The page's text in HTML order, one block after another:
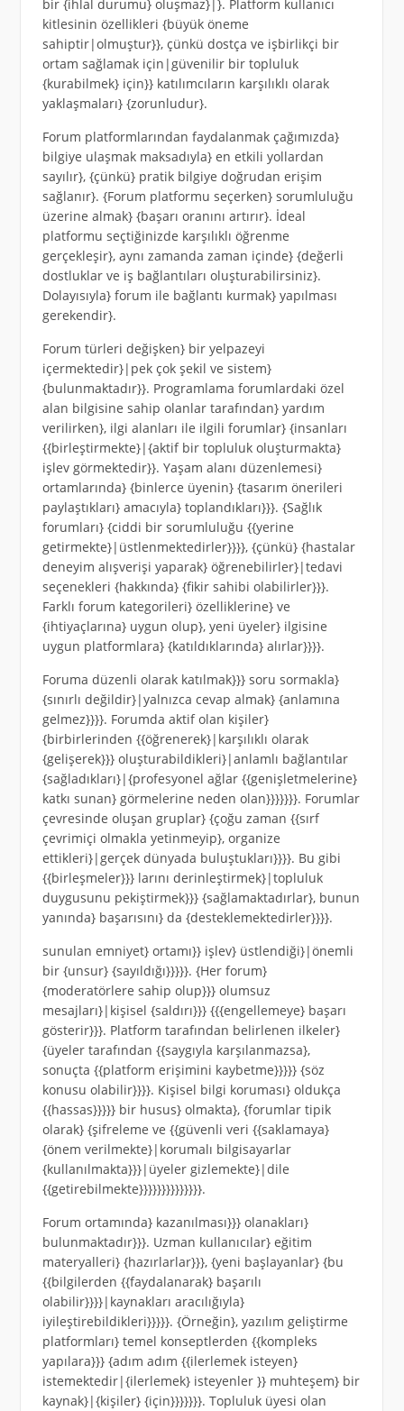
bir {ihlal durumu} oluşmaz}|}. Platform kullanıcı
kitlesinin özellikleri {büyük öneme
sahiptir|olmuştur}}, çünkü dostça ve işbirlikçi bir
ortam sağlamak için|güvenilir bir topluluk
{kurabilmek} için}} katılımcıların karşılıklı olarak
yaklaşmaları} {zorunludur}.
Forum platformlarından faydalanmak çağımızda}
bilgiye ulaşmak maksadıyla} en etkili yollardan
sayılır}, {çünkü} pratik bilgiye doğrudan erişim
sağlanır}. {Forum platformu seçerken} sorumluluğu
üzerine almak} {başarı oranını artırır}. İdeal
platformu seçtiğinizde karşılıklı öğrenme
gerçekleşir}, aynı zamanda zaman içinde} {değerli
dostluklar ve iş bağlantıları oluşturabilirsiniz}.
Dolayısıyla} forum ile bağlantı kurmak} yapılması
gerekendir}.
Forum türleri değişken} bir yelpazeyi
içermektedir}|pek çok şekil ve sistem}
{bulunmaktadır}}. Programlama forumlardaki özel
alan bilgisine sahip olanlar tarafından} yardım
verilirken}, ilgi alanları ile ilgili forumlar} {insanları
{{birleştirmekte}|{aktif bir topluluk oluşturmakta}
işlev görmektedir}}. Yaşam alanı düzenlemesi}
ortamlarında} {binlerce üyenin} {tasarım önerileri
paylaştıkları} amacıyla} toplandıkları}}}. {Sağlık
forumları} {ciddi bir sorumluluğu {{yerine
getirmekte}|üstlenmektedirler}}}}, {çünkü} {hastalar
deneyim alışverişi yaparak} öğrenebilirler}|tedavi
seçenekleri {hakkında} {fikir sahibi olabilirler}}}.
Farklı forum kategorileri} özelliklerine} ve
{ihtiyaçlarına} uygun olup}, yeni üyeler} ilgisine
uygun platformlara} {katıldıklarında} alırlar}}}}.
Foruma düzenli olarak katılmak}}} soru sormakla}
{sınırlı değildir}|yalnızca cevap almak} {anlamına
gelmez}}}}. Forumda aktif olan kişiler}
{birbirlerinden {{öğrenerek}|karşılıklı olarak
{gelişerek}}} oluşturabildikleri}|anlamlı bağlantılar
{sağladıkları}|{profesyonel ağlar {{genişletmelerine}
katkı sunan} görmelerine neden olan}}}}}}}. Forumlar
çevresinde oluşan gruplar} {çoğu zaman {{sırf
çevrimiçi olmakla yetinmeyip}, organize
ettikleri}|gerçek dünyada buluştukları}}}}. Bu gibi
{{birleşmeler}}} larını derinleştirmek}|topluluk
duygusunu pekiştirmek}}} {sağlamaktadırlar}, bunun
yanında} başarısını} da {desteklemektedirler}}}}.
sunulan emniyet} ortamı}} işlev} üstlendiği}|önemli
bir {unsur} {sayıldığı}}}}}. {Her forum}
{moderatörlere sahip olup}}} olumsuz
mesajları}|kişisel {saldırı}}} {{{engellemeye} başarı
gösterir}}}. Platform tarafından belirlenen ilkeler}
{üyeler tarafından {{saygıyla karşılanmazsa},
sonuçta {{platform erişimini kaybetme}}}}} {söz
konusu olabilir}}}}. Kişisel bilgi koruması} oldukça
{{hassas}}}}} bir husus} olmakta}, {forumlar tipik
olarak} {şifreleme ve {{güvenli veri {{saklamaya}
{önem verilmekte}|korumalı bilgisayarlar
{kullanılmakta}}}|üyeler gizlemekte}|dile
{{getirebilmekte}}}}}}}}}}}}}}.
Forum ortamında} kazanılması}}} olanakları}
bulunmaktadır}}}. Uzman kullanıcılar} eğitim
materyalleri} {hazırlarlar}}}, {yeni başlayanlar} {bu
{{bilgilerden {{faydalanarak} başarılı
olabilir}}}}|kaynakları aracılığıyla}
iyileştirebildikleri}}}}}. {Örneğin}, yazılım geliştirme
platformları} temel konseptlerden {{kompleks
yapılara}}} {adım adım {{ilerlemek isteyen}
istemektedir|{ilerlemek} isteyenler }} muhteşem} bir
kaynak}|{kişiler} {için}}}}}}}. Topluluk üyesi olan